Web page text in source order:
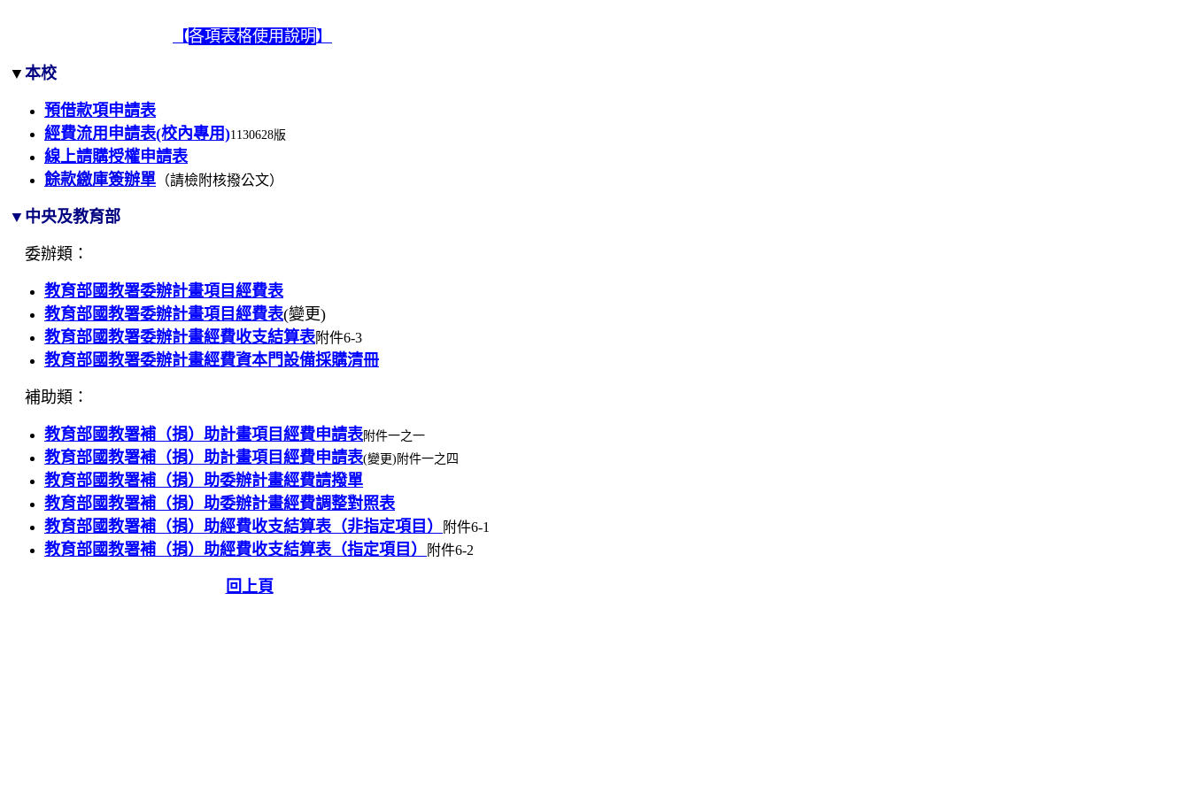
【各項表格使用說明 】
▼ 本校
預借款項申請表
經費流用申請表(校內專用)1130628版
線上請購授權申請表
餘款繳庫簽辦單 （請檢附核撥公文）
▼ 中央及教育部
委辦類：
教育部國教署委辦計畫項目經費表
教育部國教署委辦計畫項目經費表(變更)
教育部國教署委辦計畫經費收支結算表附件6-3
教育部國教署委辦計畫經費資本門設備採購清冊
補助類：
教育部國教署補（捐）助計畫項目經費申請表附件一之一
教育部國教署補（捐）助計畫項目經費申請表(變更)附件一之四
教育部國教署補（捐）助委辦計畫經費請撥單
教育部國教署補（捐）助委辦計畫經費調整對照表
教育部國教署補（捐）助經費收支結算表（非指定項目）
附件6-1
教育部國教署補（捐）助經費收支結算表（指定項目） 附件6-2
回上頁